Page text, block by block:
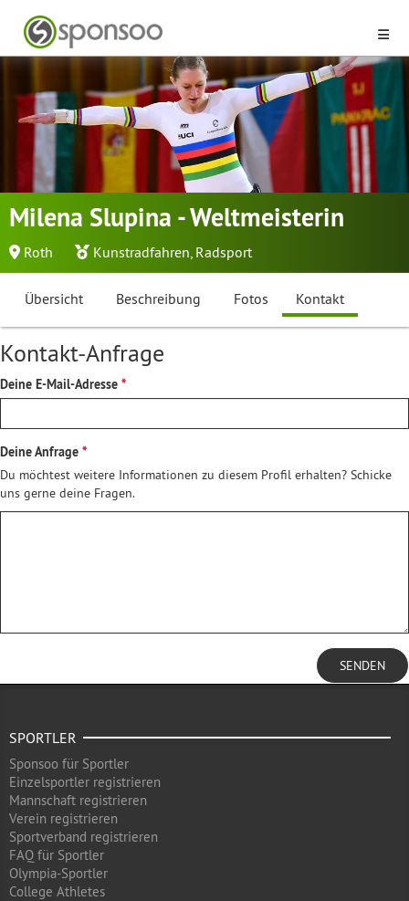
Milena Slupina - Weltmeisterin
Roth Kunstradfahren, Radsport
Übersicht Beschreibung Fotos Kontakt
Kontakt-Anfrage
Deine E-Mail-Adresse
Deine Anfrage
Du möchtest weitere Informationen zu diesem Profil erhalten? Schicke
uns gerne deine Fragen.
SENDEN
SPORTLER
Sponsoo für Sportler
Einzelsportler registrieren
Mannschaft registrieren
Verein registrieren
Sportverband registrieren
FAQ für Sportler
Olympia-Sportler
College Athletes